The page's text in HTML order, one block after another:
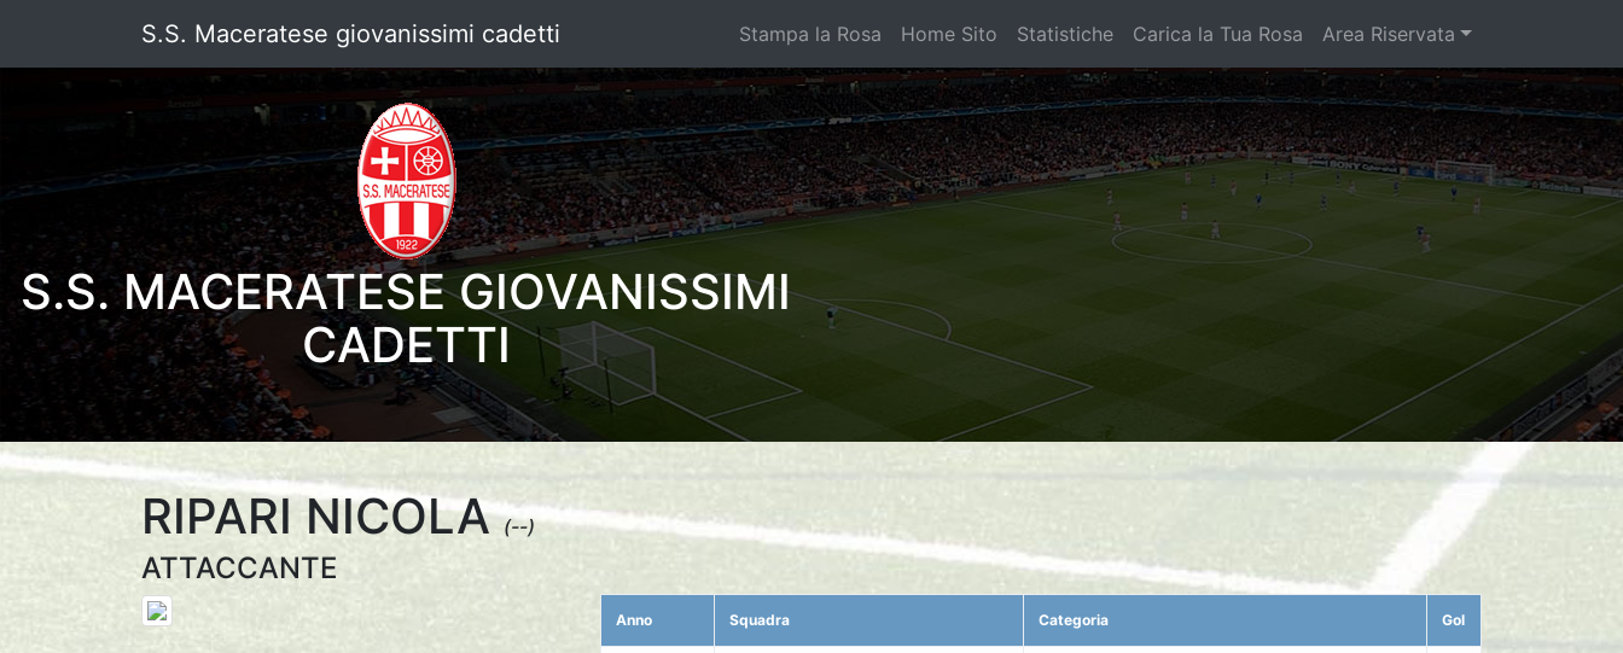
S.S. Maceratese giovanissimi cadetti Stampa la Rosa Home Sito Statistiche Carica la Tua Rosa Area Riservata
S.S. MACERATESE GIOVANISSIMI
CADETTI
RIPARI NICOLA(--)
ATTACCANTE
Anno Squadra Categoria Gol